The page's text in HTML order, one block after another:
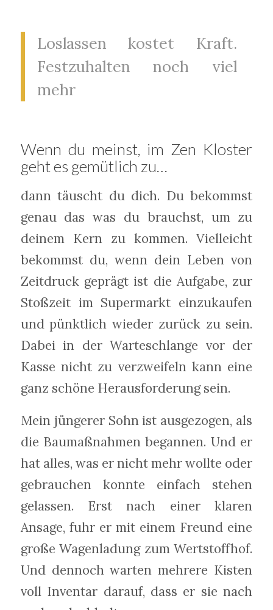
Loslassen kostet Kraft.
Festzuhalten noch viel
mehr
Wenn du meinst, im Zen Kloster
geht es gemütlich zu…
dann täuscht du dich. Du bekommst
genau das was du brauchst, um zu
deinem Kern zu kommen. Vielleicht
bekommst du, wenn dein Leben von
Zeitdruck geprägt ist die Aufgabe, zur
Stoßzeit im Supermarkt einzukaufen
und pünktlich wieder zurück zu sein.
Dabei in der Warteschlange vor der
Kasse nicht zu verzweifeln kann eine
ganz schöne Herausforderung sein.
Mein jüngerer Sohn ist ausgezogen, als
die Baumaßnahmen begannen. Und er
hat alles, was er nicht mehr wollte oder
gebrauchen konnte einfach stehen
gelassen. Erst nach einer klaren
Ansage, fuhr er mit einem Freund eine
große Wagenladung zum Wertstoffhof.
Und dennoch warten mehrere Kisten
voll Inventar darauf, dass er sie nach